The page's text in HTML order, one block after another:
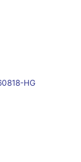
HG